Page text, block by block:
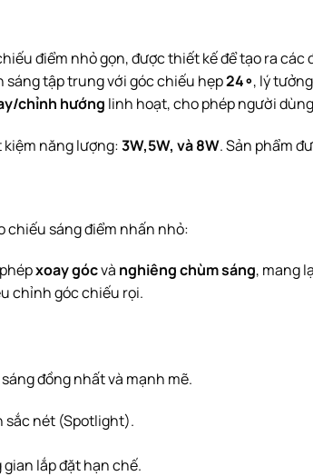
điểm nhỏ gọn, được thiết kế để tạo ra
sáng tập trung với góc chiếu hẹp24∘, lý
chỉnh hướng linh hoạt, cho phép người
kiệm năng lượng:3W,5W, và8W. Sản phẩm
chiếu sáng điểm nhấn nhỏ:
xoay gócvà nghiêng chùm sáng, mang
chỉnh góc chiếu rọi.
đồng nhất và mạnh mẽ.
sắc nét (Spotlight).
lắp đặt hạn chế.